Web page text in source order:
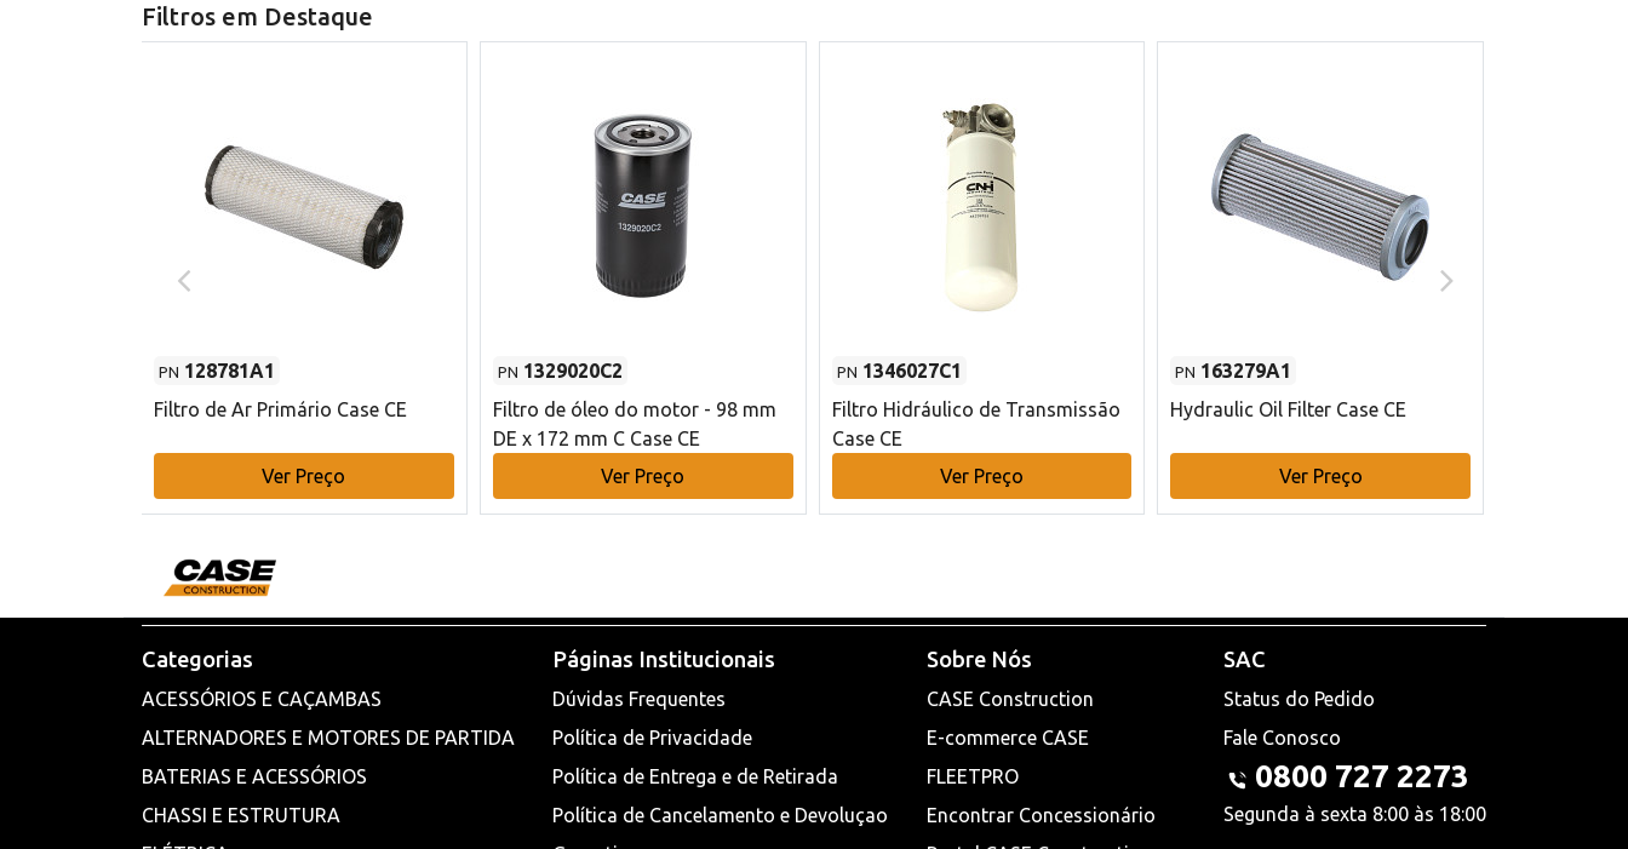
Filtros em Destaque
PN 128781A1
Filtro de Ar Primário Case CE
Ver Preço
PN 1329020C2
Filtro de óleo do motor - 98 mm
DE x 172 mm C Case CE
Ver Preço
PN 1346027C1
Filtro Hidráulico de Transmissão
Case CE
Ver Preço
PN 163279A1
Hydraulic Oil Filter Case CE
Ver Preço
Categorias
ACESSÓRIOS E CAÇAMBAS
ALTERNADORES E MOTORES DE PARTIDA
BATERIAS E ACESSÓRIOS
CHASSI E ESTRUTURA
Páginas Institucionais
Dúvidas Frequentes
Política de Privacidade
Política de Entrega e de Retirada
Política de Cancelamento e Devoluçao
Sobre Nós
CASE Construction
E-commerce CASE
FLEETPRO
Encontrar Concessionário
SAC
Status do Pedido
Fale Conosco
0800 727 2273
Segunda à sexta 8:00 às 18:00